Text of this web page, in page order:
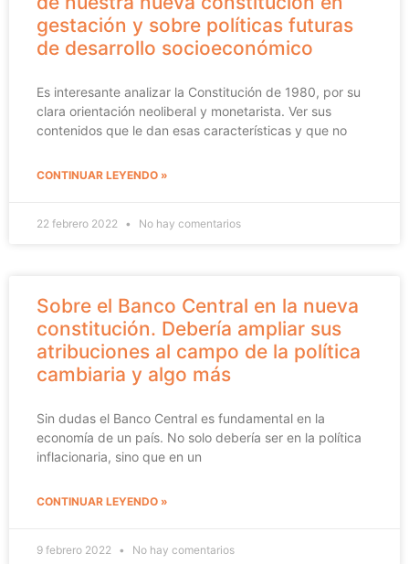
gestación y sobre políticas futuras
de desarrollo socioeconómico
Es interesante analizar la Constitución de 1980, por su
clara orientación neoliberal y monetarista. Ver sus
contenidos que le dan esas características y que no
CONTINUAR LEYENDO »
22 febrero 2022 No hay comentarios
Sobre el Banco Central en la nueva
constitución. Debería ampliar sus
atribuciones al campo de la política
cambiaria y algo más
Sin dudas el Banco Central es fundamental en la
economía de un país. No solo debería ser en la política
inflacionaria, sino que en un
CONTINUAR LEYENDO »
9 febrero 2022 No hay comentarios